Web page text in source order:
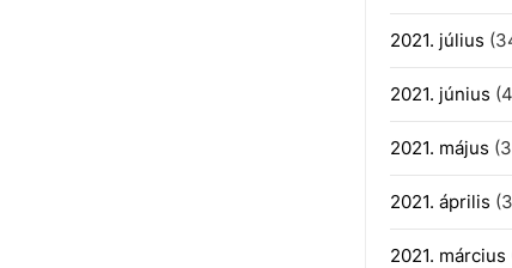
2021. július
2021. június
2021. május
2021. április
2021. március